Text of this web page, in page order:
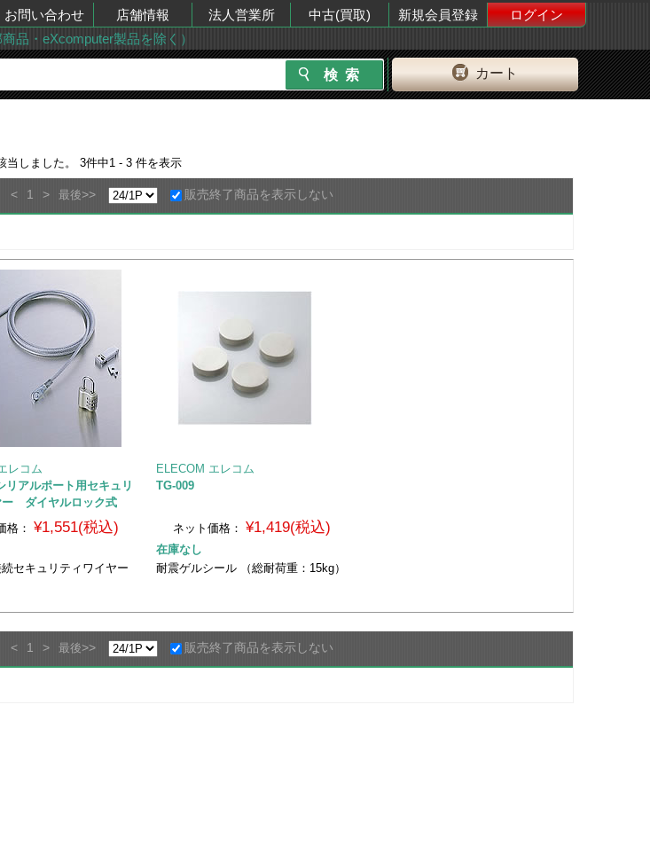
お問い合わせ 店舗情報 法人営業所 中古(買取) 新規会員登録
ログイン
品・eXcomputer製品を除く）
カート
当しました。 3件中1 - 3 件を表示
< 1 > 最後>> 販売終了商品を表示しない
レコム
リアルポート用セキュリ
ー ダイヤルロック式
格： ¥1,551(税込)
セキュリティワイヤー
ELECOM エレコム
TG-009
ネット価格： ¥1,419(税込)
在庫なし
耐震ゲルシール （総耐荷重：15kg）
< 1 > 最後>> 販売終了商品を表示しない